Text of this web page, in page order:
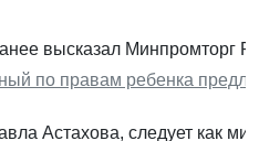
высказал Минпромторг
по правам ребенка
Астахова, следует как